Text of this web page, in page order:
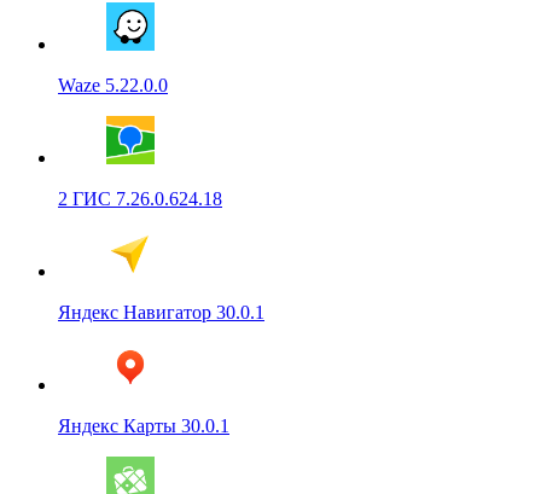
Waze 5.22.0.0
2 ГИС 7.26.0.624.18
Яндекс Навигатор 30.0.1
Яндекс Карты 30.0.1